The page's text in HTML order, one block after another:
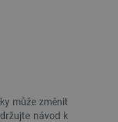
může změnit
návod k